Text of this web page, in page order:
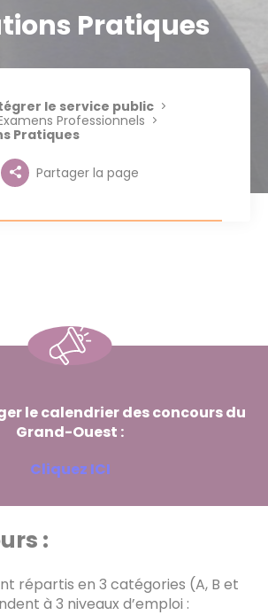
Pratiques
le service public
Professionnels
Pratiques
Partager la page
le calendrier des concours du
Grand-Ouest :
Cliquez ICI
:
répartis en 3 catégories (A, B et
à 3 niveaux d’emploi :